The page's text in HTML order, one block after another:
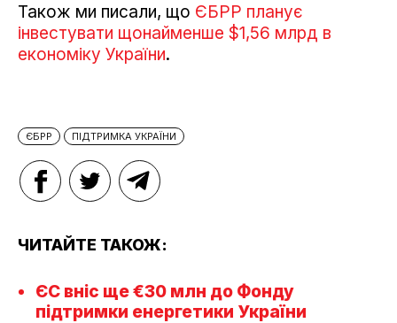
Також ми писали, що ЄБРР планує
інвестувати щонайменше $1,56 млрд в
економіку України.
ЄБРР ПІДТРИМКА УКРАЇНИ
ЧИТАЙТЕ ТАКОЖ:
ЄС вніс ще €30 млн до Фонду
підтримки енергетики України